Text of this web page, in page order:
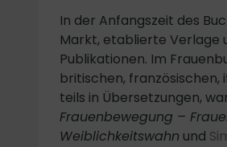
In der Anfangszeit des
Markt, etablierte Verlage
Publikationen. Im
britischen,
teils in Übersetzungen,
Frauenbewegung –
Weiblichkeitswahn und